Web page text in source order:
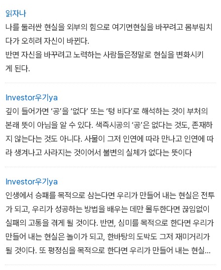
읽자나
나를 둘러싼 현실을 외부의 힘으로 여기면현실을 바꾸려고 몸부림치
다가 오히려 자신이 바뀐다.
반면 자신을 바꾸려고 노력하는 사람들은정말로 현실을 변화시키
게 된다.
Investor우기ya
깊이 들어가면 ‘공’을 ‘없다’ 또는 ‘텅 비다’로 해석하는 것이 부처의
본래 뜻이 아님을 알 수 있다. 색즉시공의 ‘공’은 없다는 것도, 존재하
지 않는다는 것도 아니다. 사물이 그저 인연에 따라 만나고 인연에 따
라 생겨나고 사라지는 것이어서 불변의 실체가 없다는 뜻이다
Investor우기ya
인생에서 승패를 목적으로 삼는다면 우리가 만들어 내는 현실은 전투
가 되고, 우리가 성공하는 방법을 배우는 데만 몰두한다면 끊임없이
실패의 고통을 겪게 될 것이다. 반면, 심미를 목적으로 한다면 우리가
만들어 내는 현실은 놀이가 되고, 한바탕의 도박도 그저 재미거리가
될 것이다. 또 평정심을 목적으로 한다면 우리가 만들어 내는 현실은
수행이 되고, 도박은 우리에게 존재의 진정한 모습을 볼 수 있는 기회